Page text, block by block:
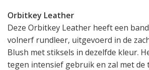
Orbitkey Leather
Deze Orbitkey Leather heeft een
volnerf rundleer, uitgevoerd in de
Blush met stiksels in dezelfde kleur.
tegen intensief gebruik en zal met de